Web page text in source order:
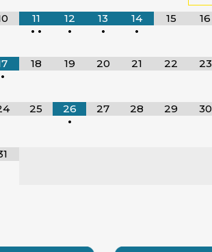
11
• •
12
•
13
•
14
•
15 16
•
18 19 20 21 22 23
25
26
•
27 28 29 30